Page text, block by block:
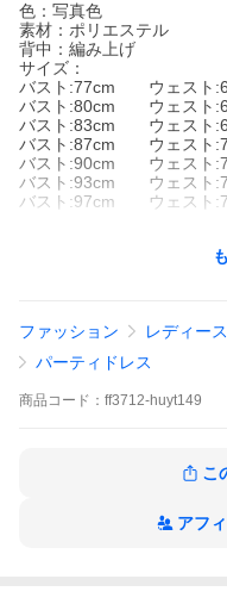
色：写真色
素材：ポリエステル
背中：編み上げ
サイズ：
バスト:77cm ウェスト
バスト:80cm ウェスト
バスト:83cm ウェスト
バスト:87cm ウェスト
バスト:90cm ウェスト
バスト:93cm ウェスト
バスト:97cm ウェスト
※サイズは平置きでの実寸
※機械による生産過程にお
糸の継ぎ目や多少のほつれ
ざいます。
※ゴミの減量のため簡易包
対応致しておりません。
ファッション レディー
パーティドレス
商品 コード： ff3712-huyt149
こ
アフ